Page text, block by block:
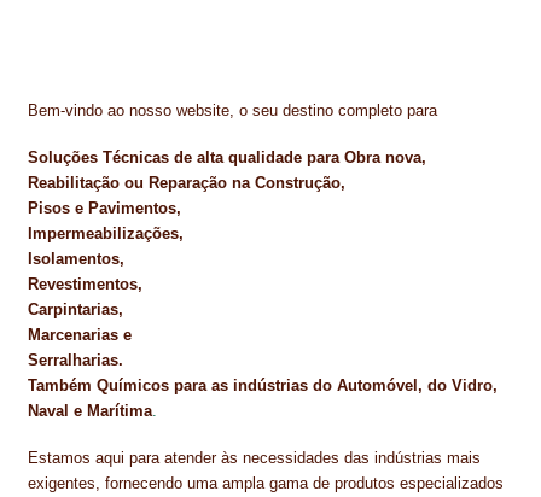
Bem-vindo ao nosso website, o seu destino completo para
Soluções Técnicas de alta qualidade para Obra nova,
Reabilitação ou Reparação na Construção,
Pisos e Pavimentos,
Impermeabilizações,
Isolamentos,
Revestimentos,
Carpintarias,
Marcenarias e
Serralharias.
Também Químicos para as indústrias do Automóvel, do Vidro,
Naval e Marítima.
Estamos aqui para atender às necessidades das indústrias mais
exigentes, fornecendo uma ampla gama de produtos especializados